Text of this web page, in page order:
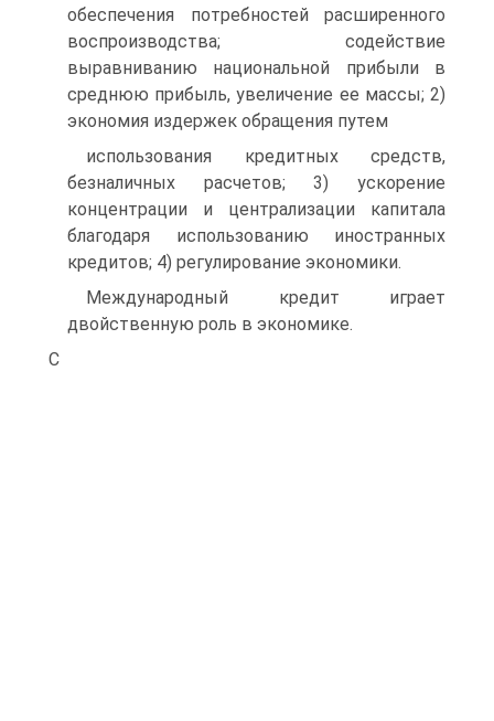
обеспечения потребностей расширенного
воспроизводства; содействие
выравниванию национальной прибыли в
среднюю прибыль, увеличение ее массы; 2)
экономия издержек обращения путем
использования кредитных средств,
безналичных расчетов; 3) ускорение
концентрации и централизации капитала
благодаря использованию иностранных
кредитов; 4) регулирование экономики.
Международный кредит играет
двойственную роль в экономике.
С